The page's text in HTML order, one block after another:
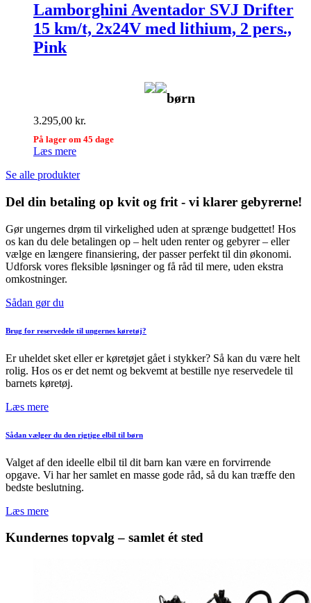
Lamborghini Aventador SVJ Drifter
15 km/t, 2x24V med lithium, 2 pers.,
Pink
børn
3.295,00 kr.
På lager om 45 dage
Læs mere
Se alle produkter
Del din betaling op kvit og frit - vi klarer gebyrerne!
Gør ungernes drøm til virkelighed uden at sprænge budgettet! Hos
os kan du dele betalingen op – helt uden renter og gebyrer – eller
vælge en længere finansiering, der passer perfekt til din økonomi.
Udforsk vores fleksible løsninger og få råd til mere, uden ekstra
omkostninger.
Sådan gør du
Brug for reservedele til ungernes køretøj?
Er uheldet sket eller er køretøjet gået i stykker? Så kan du være helt
rolig. Hos os er det nemt og bekvemt at bestille nye reservedele til
barnets køretøj.
Læs mere
Sådan vælger du den rigtige elbil til børn
Valget af den ideelle elbil til dit barn kan være en forvirrende
opgave. Vi har her samlet en masse gode råd, så du kan træffe den
bedste beslutning.
Læs mere
Kundernes topvalg – samlet ét sted